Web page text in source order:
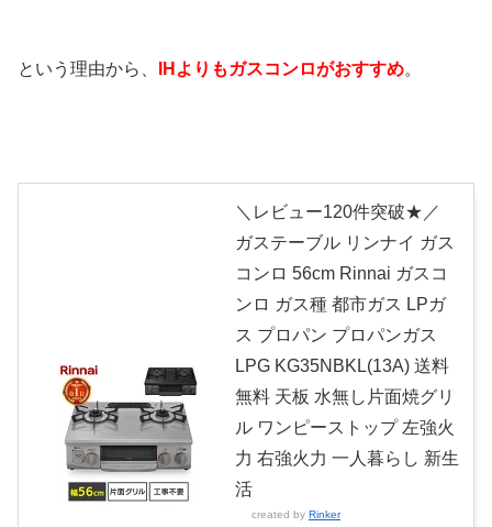
という理由から、 IHよりもガスコンロがおすすめ。
＼レビュー120件突破★／
ガステーブル リンナイ ガス
コンロ 56cm Rinnai ガスコ
ンロ ガス種 都市ガス LPガ
ス プロパン プロパンガス
LPG KG35NBKL(13A) 送料
無料 天板 水無し片面焼グリ
ル ワンピーストップ 左強火
力 右強火力 一人暮らし 新生
活
created by Rinker